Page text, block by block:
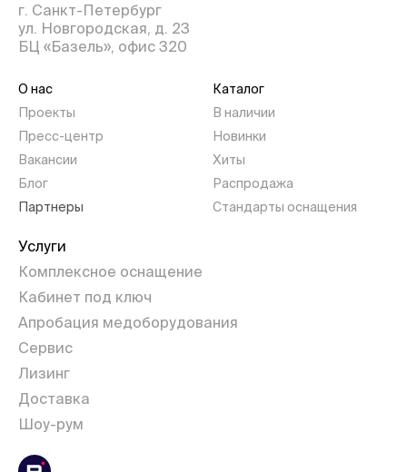
г. Санкт-Петербург
ул. Новгородская, д. 23
БЦ «Базель», офис 320
О нас
Проекты
Пресс-центр
Вакансии
Блог
Партнеры
Каталог
В наличии
Новинки
Хиты
Распродажа
Стандарты оснащения
Услуги
Комплексное оснащение
Кабинет под ключ
Апробация медоборудования
Сервис
Лизинг
Доставка
Шоу-рум